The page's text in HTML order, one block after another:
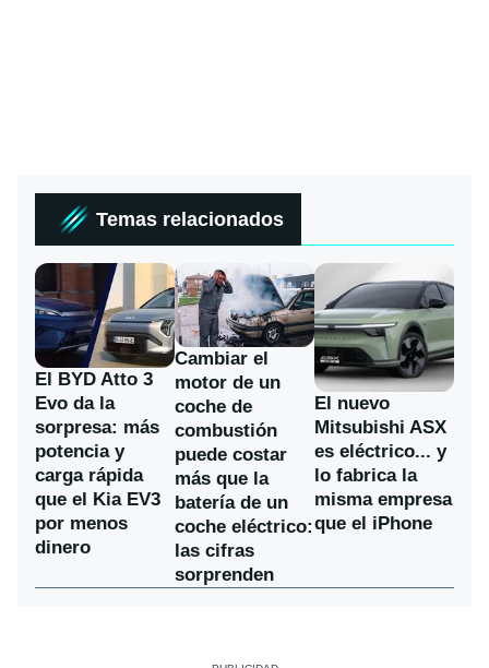
Temas relacionados
El BYD Atto 3
Evo da la
sorpresa: más
potencia y
carga rápida
que el Kia EV3
por menos
dinero
Cambiar el
motor de un
coche de
combustión
puede costar
más que la
batería de un
coche eléctrico:
las cifras
sorprenden
El nuevo
Mitsubishi ASX
es eléctrico... y
lo fabrica la
misma empresa
que el iPhone